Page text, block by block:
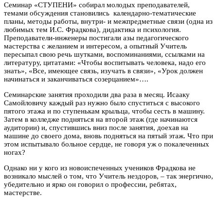
Семинар «СТУПЕНИ» собирал молодых преподавателей,
темами обсуждения становились календарно-тематические
планы, методы работы, внутри- и межпредметные связи (одна из
любимых тем И.С. Фрадкова), дидактика и психология.
Преподаватели-инженеры постигали азы педагогического
мастерства с желанием и интересом, а опытный Учитель
пересыпал свою речь шутками, воспоминаниями, ссылками на
литературу, цитатами: «Чтобы воспитывать человека, надо его
знать», «Все, имеющее связь, изучать в связи», «Урок должен
начинаться и заканчиваться созерцанием»….
Семинарские занятия проходили два раза в месяц. Исааку
Самойловичу каждый раз нужно было спуститься с высокого
пятого этажа и по ступенькам крыльца, чтобы сесть в машину.
Затем в колледже подняться на второй этаж (где начинаются
аудитории) и, спустившись вниз после занятия, доехав на
машине до своего дома, вновь подняться на пятый этаж. Что при
этом испытывало больное сердце, не говоря уж о покалеченных
ногах?
Однако ни у кого из новоиспеченных учеников Фрадкова не
возникало мыслей о том, что Учитель нездоров, – так энергично,
убедительно и ярко он говорил о профессии, ребятах,
мастерстве.